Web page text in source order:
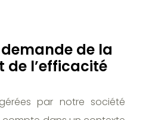
de la
de l’efficacité
par notre société